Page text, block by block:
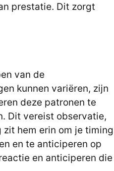
prestatie. Dit zorgt
van de
kunnen variëren, zijn
deze patronen te
Dit vereist observatie,
hem erin om je timing
en te anticiperen op
en anticiperen die